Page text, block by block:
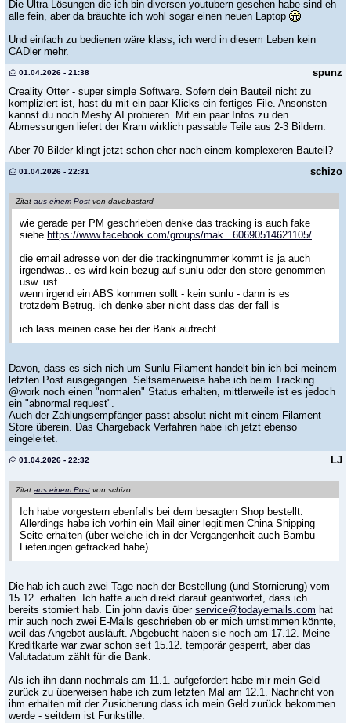
Die Ultra-Lösungen die ich bin diversen youtubern gesehen habe sind eh
alle fein, aber da bräuchte ich wohl sogar einen neuen Laptop
Und einfach zu bedienen wäre klass, ich werd in diesem Leben kein
CADler mehr.
spunz
01.04.2026 - 21:38
Creality Otter - super simple Software. Sofern dein Bauteil nicht zu
kompliziert ist, hast du mit ein paar Klicks ein fertiges File. Ansonsten
kannst du noch Meshy AI probieren. Mit ein paar Infos zu den
Abmessungen liefert der Kram wirklich passable Teile aus 2-3 Bildern.
Aber 70 Bilder klingt jetzt schon eher nach einem komplexeren Bauteil?
schizo
01.04.2026 - 22:31
Zitat aus einem Post von davebastard
wie gerade per PM geschrieben denke das tracking is auch fake
siehe https://www.facebook.com/groups/mak...60690514621105/
die email adresse von der die trackingnummer kommt is ja auch
irgendwas.. es wird kein bezug auf sunlu oder den store genommen
usw. usf.
wenn irgend ein ABS kommen sollt - kein sunlu - dann is es
trotzdem Betrug. ich denke aber nicht dass das der fall is
ich lass meinen case bei der Bank aufrecht
Davon, dass es sich nich um Sunlu Filament handelt bin ich bei meinem
letzten Post ausgegangen. Seltsamerweise habe ich beim Tracking
@work noch einen "normalen" Status erhalten, mittlerweile ist es jedoch
ein "abnormal request".
Auch der Zahlungsempfänger passt absolut nicht mit einem Filament
Store überein. Das Chargeback Verfahren habe ich jetzt ebenso
eingeleitet.
LJ
01.04.2026 - 22:32
Zitat aus einem Post von schizo
Ich habe vorgestern ebenfalls bei dem besagten Shop bestellt.
Allerdings habe ich vorhin ein Mail einer legitimen China Shipping
Seite erhalten (über welche ich in der Vergangenheit auch Bambu
Lieferungen getracked habe).
Die hab ich auch zwei Tage nach der Bestellung (und Stornierung) vom
15.12. erhalten. Ich hatte auch direkt darauf geantwortet, dass ich
bereits storniert hab. Ein john davis über service@todayemails.com hat
mir auch noch zwei E-Mails geschrieben ob er mich umstimmen könnte,
weil das Angebot ausläuft. Abgebucht haben sie noch am 17.12. Meine
Kreditkarte war zwar schon seit 15.12. temporär gesperrt, aber das
Valutadatum zählt für die Bank.
Als ich ihn dann nochmals am 11.1. aufgefordert habe mir mein Geld
zurück zu überweisen habe ich zum letzten Mal am 12.1. Nachricht von
ihm erhalten mit der Zusicherung dass ich mein Geld zurück bekommen
werde - seitdem ist Funkstille.